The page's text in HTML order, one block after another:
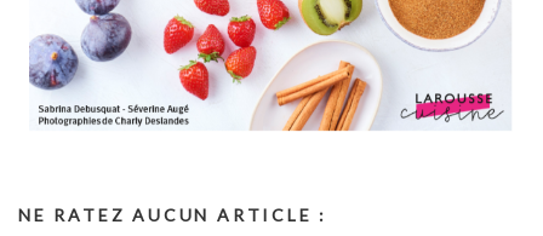
NE RATEZ AUCUN ARTICLE :